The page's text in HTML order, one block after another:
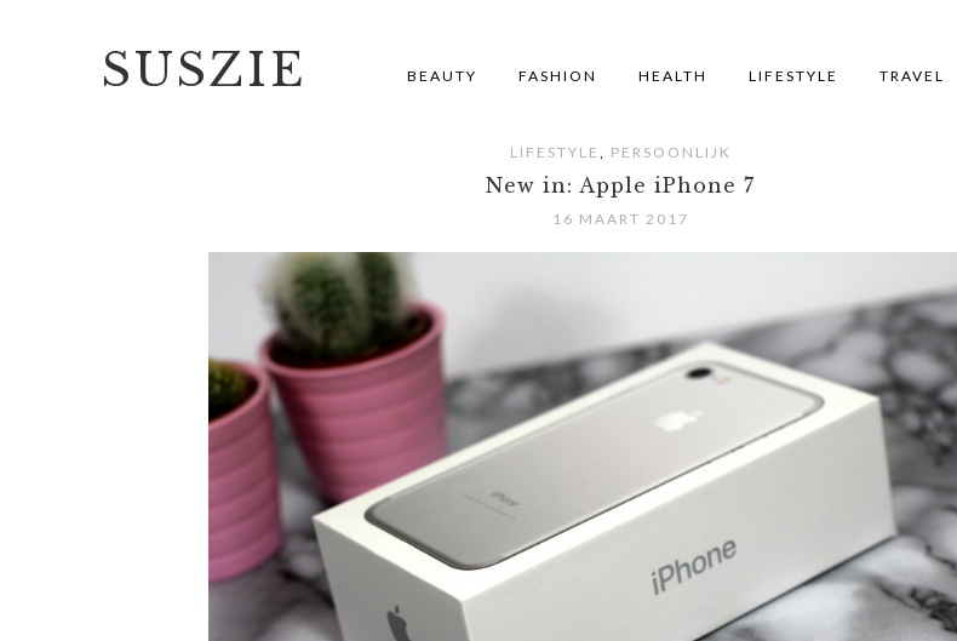
SUSZIE BEAUTY FASHION HEALTH LIFESTYLE TRAVEL
LIFESTYLE , PERSOONLIJK
New in: Apple iPhone 7
16 MAART 2017